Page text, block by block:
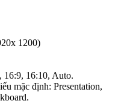
1200)
16:9, 16:10, Auto.
mặc định: Presentation,